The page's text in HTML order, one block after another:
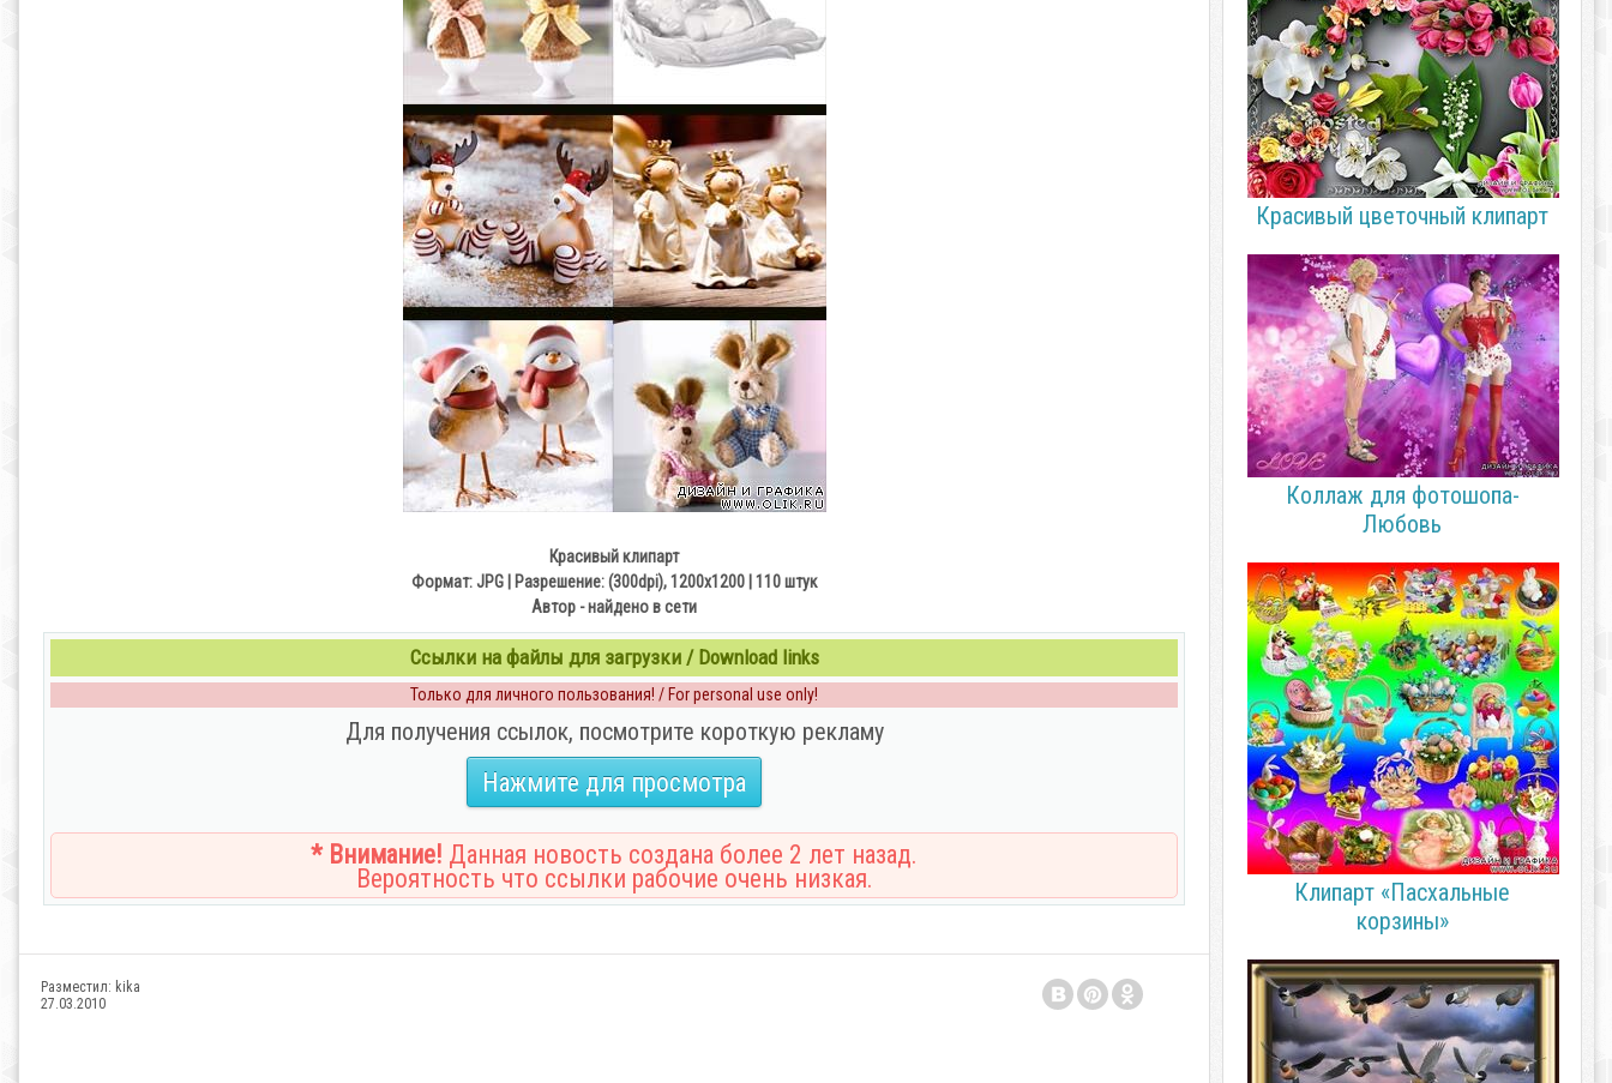
Красивый клипарт
Формат: JPG | Разрешение: (300dpi), 1200x1200 | 110 штук
Автор - найдено в сети
Ссылки на файлы для загрузки / Download links
Только для личного пользования! / For personal use only!
Для получения ссылок, посмотрите короткую рекламу
Нажмите для просмотра
* Внимание! Данная новость создана более 2 лет назад.
Вероятность что ссылки рабочие очень низкая.
Разместил: kika
27.03.2010
Красивый цветочный клипарт
Коллаж для фотошопа-
Любовь
Клипарт «Пасхальные
корзины»